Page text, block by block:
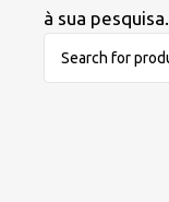
à sua pesquisa.